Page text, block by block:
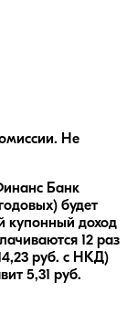
Не
Банк
будет
купонный доход
12 раз
руб. с НКД)
5,31 руб.